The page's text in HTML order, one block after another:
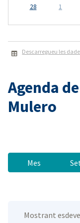
28
1
Descarregueu les
Agenda
Mulero
Mes
Mostrant